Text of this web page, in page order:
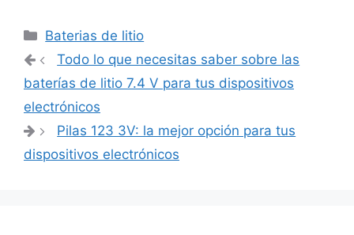
Categorías
Baterias de litio
Navegación
de
Todo lo que necesitas saber sobre las
baterías de litio 7.4 V para tus dispositivos
electrónicos
Pilas 123 3V: la mejor opción para tus
dispositivos electrónicos